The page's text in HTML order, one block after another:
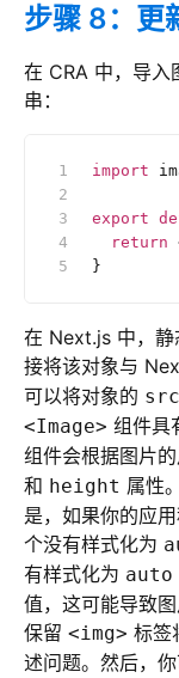
步骤 8：更
在 CRA 中，导入
串：
import
export
  return
}
在 Next.js 中，静
接将该对象与
可以将对象的 src
<Image> 组件具
组件会根据图片
和 height 属性
是，如果你的应
个没有样式化为
有样式化为 auto
值，这可能导致图
保留 <img> 标签
述问题。然后，